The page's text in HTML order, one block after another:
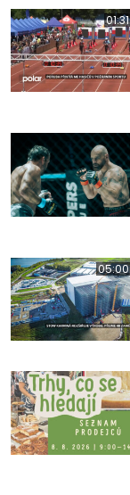
01:31
05:00